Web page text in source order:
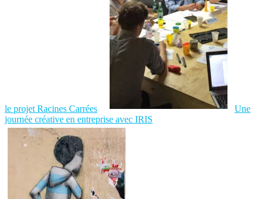
le projet Racines Carrées
Une
journée créative en entreprise avec IRIS